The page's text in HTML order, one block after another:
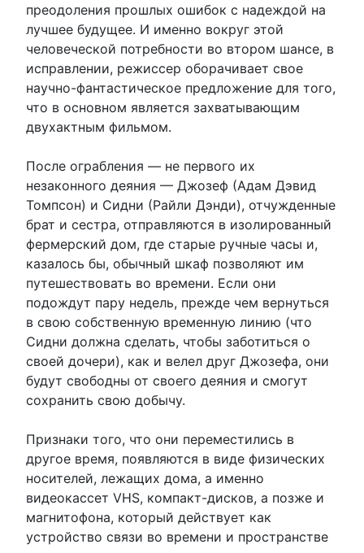
преодоления прошлых ошибок с надеждой на
лучшее будущее. И именно вокруг этой
человеческой потребности во втором шансе, в
исправлении, режиссер оборачивает свое
научно-фантастическое предложение для того,
что в основном является захватывающим
двухактным фильмом.
После ограбления — не первого их
незаконного деяния — Джозеф (Адам Дэвид
Томпсон) и Сидни (Райли Дэнди), отчужденные
брат и сестра, отправляются в изолированный
фермерский дом, где старые ручные часы и,
казалось бы, обычный шкаф позволяют им
путешествовать во времени. Если они
подождут пару недель, прежде чем вернуться
в свою собственную временную линию (что
Сидни должна сделать, чтобы заботиться о
своей дочери), как и велел друг Джозефа, они
будут свободны от своего деяния и смогут
сохранить свою добычу.
Признаки того, что они переместились в
другое время, появляются в виде физических
носителей, лежащих дома, а именно
видеокассет VHS, компакт-дисков, а позже и
магнитофона, который действует как
устройство связи во времени и пространстве